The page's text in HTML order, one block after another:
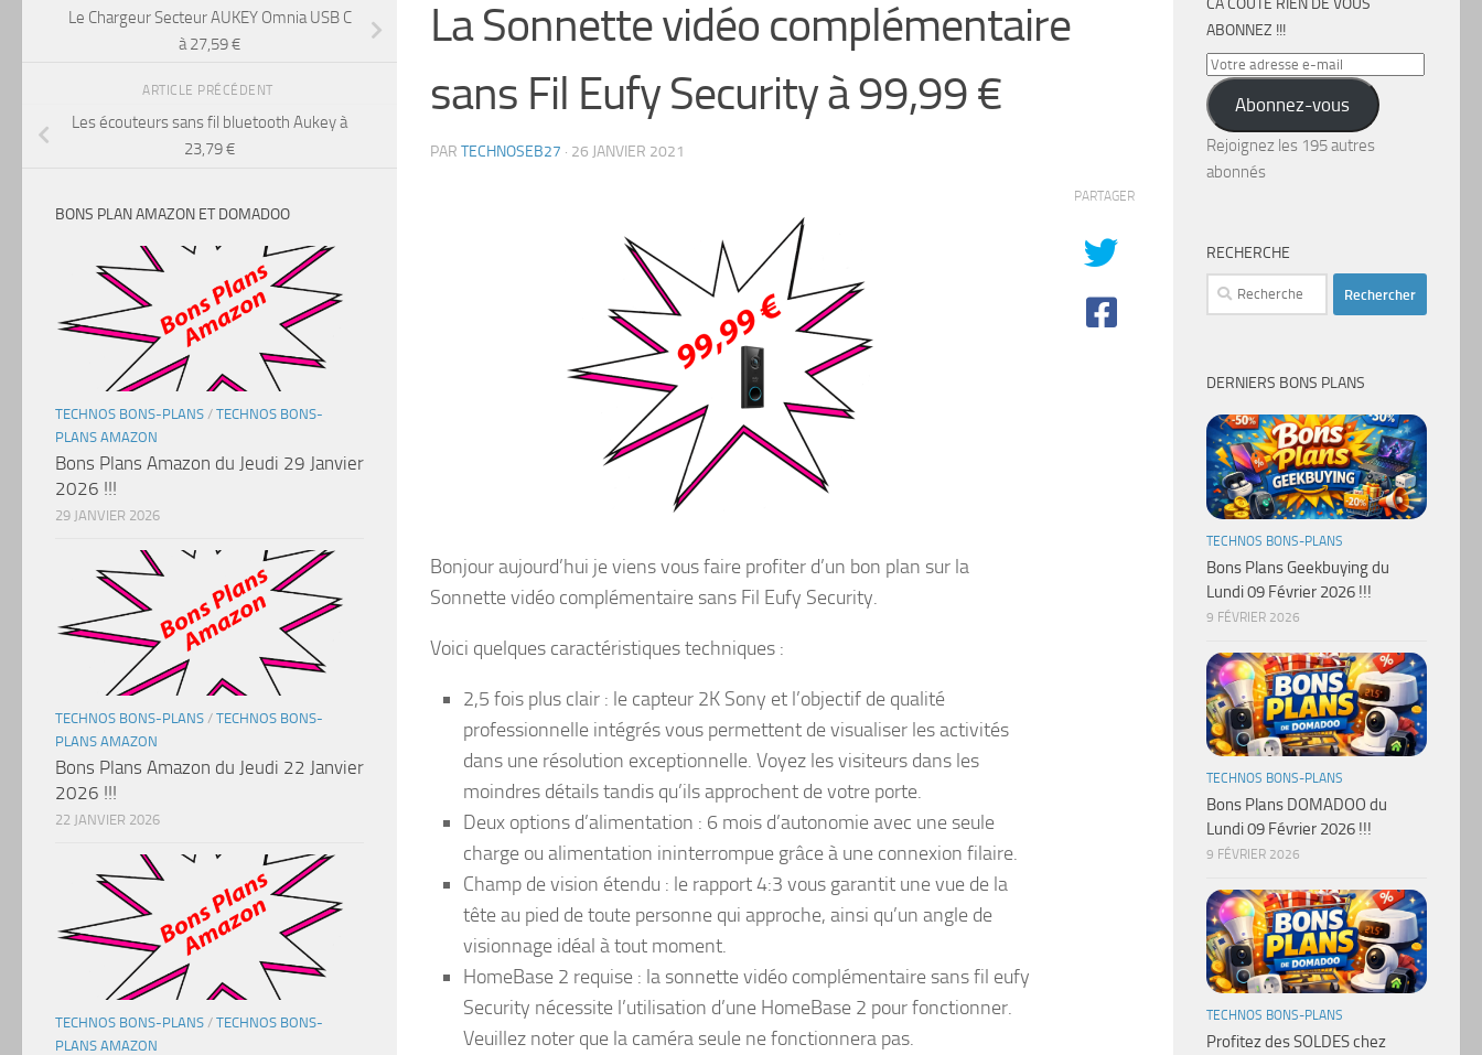
La Sonnette vidéo complémentaire
sans Fil Eufy Security à 99,99 €
PAR TECHNOSEB27 · 26 JANVIER 2021
Bonjour aujourd’hui je viens vous faire profiter d’un bon plan sur la
Sonnette vidéo complémentaire sans Fil Eufy Security.
Voici quelques caractéristiques techniques :
2,5 fois plus clair : le capteur 2K Sony et l’objectif de qualité
professionnelle intégrés vous permettent de visualiser les activités
dans une résolution exceptionnelle. Voyez les visiteurs dans les
moindres détails tandis qu’ils approchent de votre porte.
Deux options d’alimentation : 6 mois d’autonomie avec une seule
charge ou alimentation ininterrompue grâce à une connexion filaire.
Champ de vision étendu : le rapport 4:3 vous garantit une vue de la
tête au pied de toute personne qui approche, ainsi qu’un angle de
visionnage idéal à tout moment.
HomeBase 2 requise : la sonnette vidéo complémentaire sans fil eufy
Security nécessite l’utilisation d’une HomeBase 2 pour fonctionner.
Veuillez noter que la caméra seule ne fonctionnera pas.
PARTAGER
Le Chargeur Secteur AUKEY Omnia USB C
à 27,59 €
ARTICLE PRÉCÉDENT
Les écouteurs sans fil bluetooth Aukey à
23,79 €
BONS PLAN AMAZON ET DOMADOO
TECHNOS BONS-PLANS / TECHNOS BONS-
PLANS AMAZON
Bons Plans Amazon du Jeudi 29 Janvier
2026 !!!
29 JANVIER 2026
TECHNOS BONS-PLANS / TECHNOS BONS-
PLANS AMAZON
Bons Plans Amazon du Jeudi 22 Janvier
2026 !!!
22 JANVIER 2026
TECHNOS BONS-PLANS / TECHNOS BONS-
PLANS AMAZON
CA COÛTE RIEN DE VOUS
ABONNEZ !!!
Votre
adresse
e-
mail
Abonnez-vous
Rejoignez les 195 autres
abonnés
RECHERCHE
Rechercher :
DERNIERS BONS PLANS
TECHNOS BONS-PLANS
Bons Plans Geekbuying du
Lundi 09 Février 2026 !!!
9 FÉVRIER 2026
TECHNOS BONS-PLANS
Bons Plans DOMADOO du
Lundi 09 Février 2026 !!!
9 FÉVRIER 2026
TECHNOS BONS-PLANS
Profitez des SOLDES chez